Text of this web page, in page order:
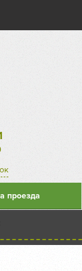
проезда